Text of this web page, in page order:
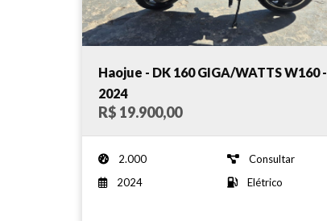
Haojue - DK 160 GIGA/WATTS W160 -
2024
R$ 19.900,00
2.000
Consultar
2024
Elétrico